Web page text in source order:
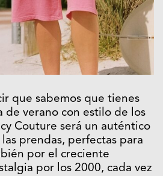
que sabemos que tienes
de verano con estilo de los
Couture será un auténtico
prendas, perfectas para
por el creciente
por los 2000, cada vez